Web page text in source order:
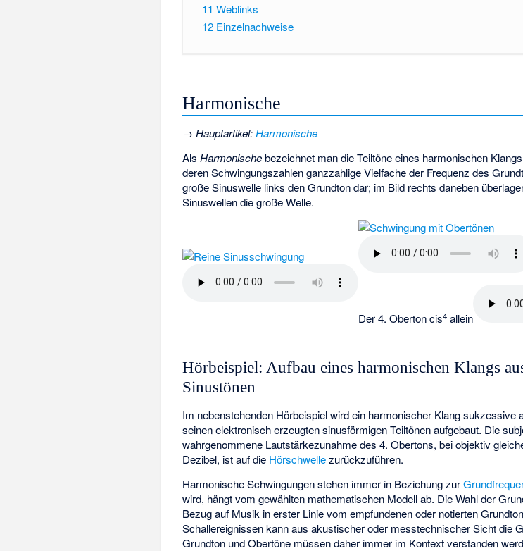
11 Weblinks
12 Einzelnachweise
Harmonische
→Hauptartikel:Harmonische
AlsHarmonischebezeichnet man die Teiltöne eines harmonischen
deren Schwingungszahlen ganzzahlige Vielfache der Frequenz des
große Sinuswelle links den Grundton dar; im Bild rechts daneben
Sinuswellen die große Welle.
Der 4. Oberton cis4 allein
Hörbeispiel: Aufbau eines harmonischen Klangs
Sinustönen
Im nebenstehenden Hörbeispiel wird ein harmonischer Klang sukzessive
seinen elektronisch erzeugten sinusförmigen Teiltönen aufgebaut. Die
wahrgenommene Lautstärkezunahme des 4. Obertons, bei objektiv
Dezibel, ist auf die Hörschwellezurückzuführen.
Harmonische Schwingungen stehen immer in Beziehung zur
wird, hängt vom gewählten mathematischen Modell ab. Die Wahl der
Bezug auf Musik in erster Linie vom empfundenen oder notierten
Schallereignissen kann aus akustischer oder messtechnischer Sicht die
Grundton und Obertöne müssen daher immer im Kontext verstanden